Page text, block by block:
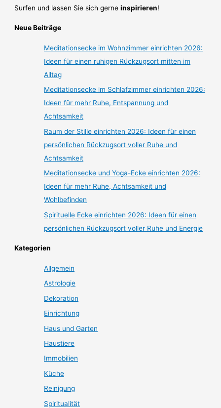
Surfen und lassen Sie sich gerneinspirieren!
Neue Beiträge
Meditationsecke im Wohnzimmer einrichten 2026:
Ideen für einen ruhigen Rückzugsort mitten im
Alltag
Meditationsecke im Schlafzimmer einrichten 2026:
Ideen für mehr Ruhe, Entspannung und
Achtsamkeit
Raum der Stille einrichten 2026: Ideen für einen
persönlichen Rückzugsort voller Ruhe und
Achtsamkeit
Meditationsecke und Yoga-Ecke einrichten 2026:
Ideen für mehr Ruhe, Achtsamkeit und
Wohlbefinden
Spirituelle Ecke einrichten 2026: Ideen für einen
persönlichen Rückzugsort voller Ruhe und Energie
Kategorien
Allgemein
Astrologie
Dekoration
Einrichtung
Haus und Garten
Haustiere
Immobilien
Küche
Reinigung
Spiritualität